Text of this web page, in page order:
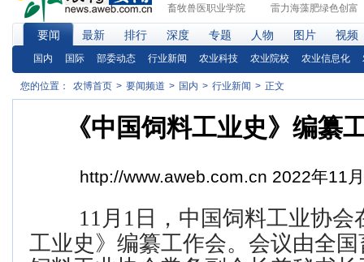
畜牧兽医职业学院 雷力海藻肥绿色创富
要闻 最新 排行 深度 专题 人物 图片 视频
国内 国际 部委动态 行业新闻 农业科技 农业院校 农业信息化
您的位置： 农博首页 > 要闻频道 > 国内 > 行业新闻 > 正文
《中国饲料工业史》编纂
http://www.aweb.com.cn 2022年11
11月1日，中国饲料工业协会
工业史》编纂工作会。会议由全